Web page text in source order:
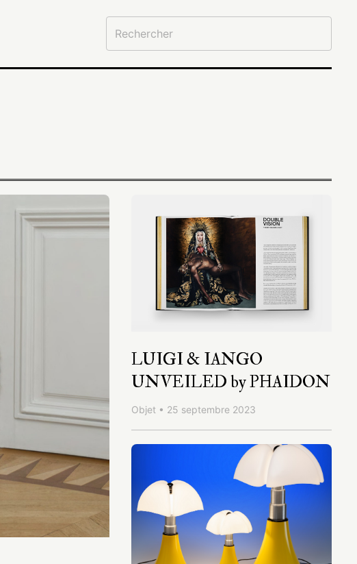
LUIGI & IANGO
UNVEILED by PHAIDON
Objet • 25 septembre 2023